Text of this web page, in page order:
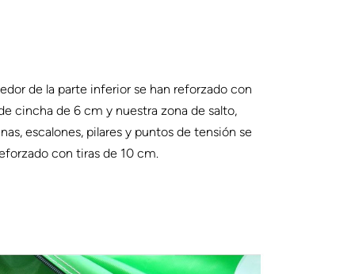
de la parte inferior se han reforzado con
cincha de 6 cm y nuestra zona de salto,
escalones, pilares y puntos de tensión se
con tiras de 10 cm.